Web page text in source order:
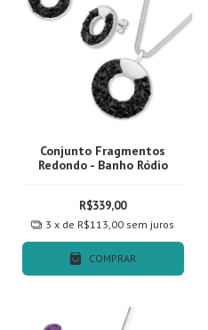
Conjunto Fragmentos
Redondo - Banho Ródio
R$339,00
3 x de R$113,00 sem juros
COMPRAR